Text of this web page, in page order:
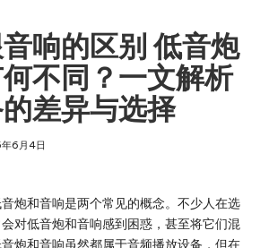
响的区别 低音炮
不同？一文解析
差异与选择​
6月4日
炮和音响是两个常见的概念。不少人在选
对低音炮和音响感到困惑，甚至将它们混
炮和音响虽然都属于音频播放设备，但在